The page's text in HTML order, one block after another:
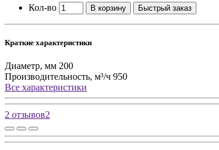
Кол-во В корзину Быстрый заказ
Краткие характеристики
Диаметр, мм 200
Производительность, м³/ч 950
Все характеристики
2 отзывов2